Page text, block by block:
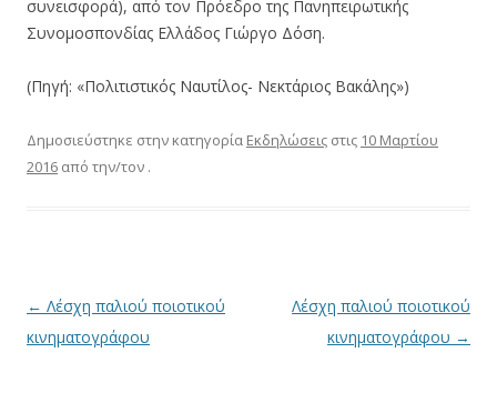
συνεισφορά), από τον Πρόεδρο της Πανηπειρωτικής
Συνομοσπονδίας Ελλάδος Γιώργο Δόση.
(Πηγή: «Πολιτιστικός Ναυτίλος- Νεκτάριος Βακάλης»)
Δημοσιεύστηκε στην κατηγορία Εκδηλώσεις στις 10 Μαρτίου
2016 από την/τον .
Πλοήγηση
άρθρων
← Λέσχη παλιού ποιοτικού
κινηματογράφου
Λέσχη παλιού ποιοτικού
κινηματογράφου →